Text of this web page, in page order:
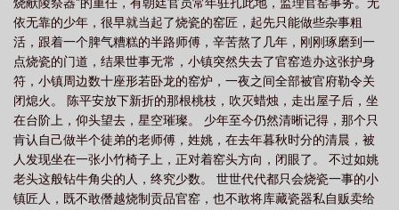
科 剑来齐静春什么境界 剑来隐官萧愻 剑来阿良最后结局 剑来 纵横中
文网 剑来陆沉 剑来电视剧 剑来金丹境是几境 剑来境界划分 剑来
动漫 剑来 顾璨 剑来顾璨 剑来 全文免费阅读 剑来 听书 剑来 纵
横 剑来手游 剑来 黄镇 剑来 李槐 剑来 杨老头
依无靠的少年，很早就当起了烧瓷的窑匠，起先只能做些杂事粗
活，跟着一个脾气糟糕的半路师傅，辛苦熬了几年，刚刚琢磨到一
点烧瓷的门道，结果世事无常，小镇突然失去了官窑造办这张护身
符，小镇周边数十座形若卧龙的窑炉，一夜之间全部被官府勒令关
闭熄火。 陈平安放下新折的那根桃枝，吹灭蜡烛，走出屋子后，坐
在台阶上，仰头望去，星空璀璨。 少年至今仍然清晰记得，那个只
肯认自己做半个徒弟的老师傅，姓姚，在去年暮秋时分的清晨，被
人发现坐在一张小竹椅子上，正对着窑头方向，闭眼了。 不过如姚
老头这般钻牛角尖的人，终究少数。 世世代代都只会烧瓷一事的小
镇匠人，既不敢僭越烧制贡品官窑，也不敢将库藏瓷器私自贩卖给